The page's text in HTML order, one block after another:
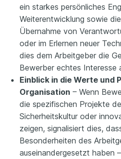
ein starkes persönliches
Weiterentwicklung sowie
Übernahme von
oder im Erlernen neuer
dies dem Arbeitgeber die
Bewerber echtes Interesse
Einblick in die Werte und
Organisation – Wenn
die spezifischen Projekte
Sicherheitskultur oder
zeigen, signalisiert dies,
Besonderheiten des
auseinandergesetzt haben